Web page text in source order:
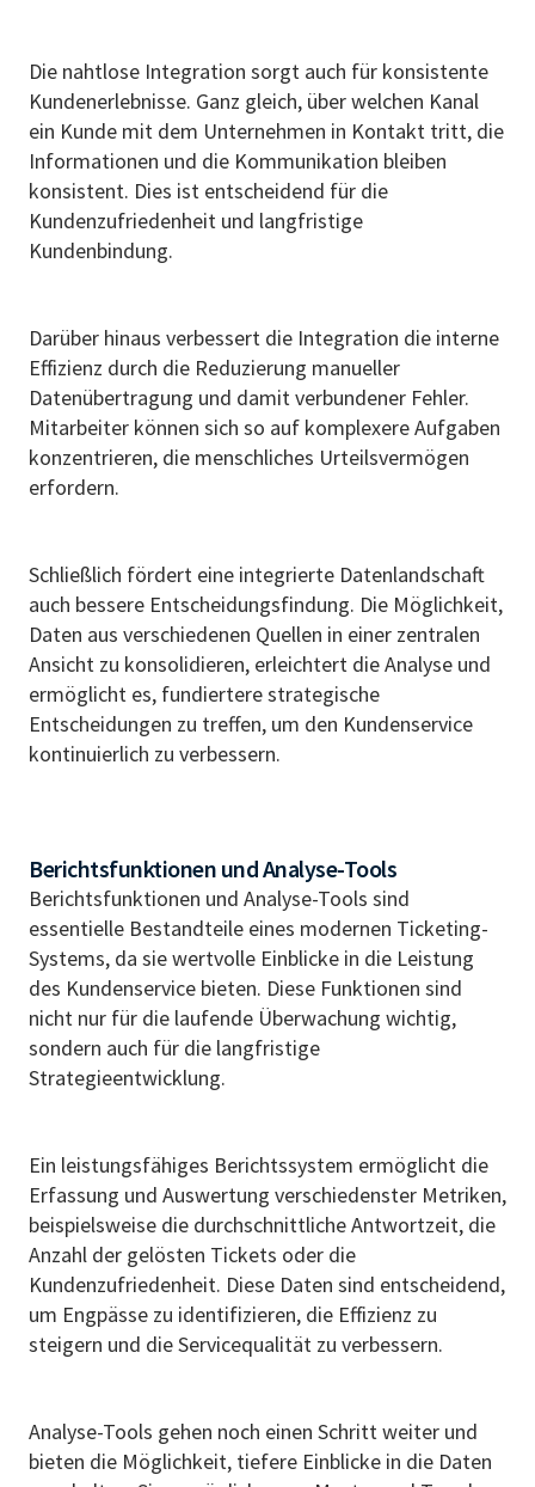
Die nahtlose Integration sorgt auch für konsistente
Kundenerlebnisse. Ganz gleich, über welchen Kanal
ein Kunde mit dem Unternehmen in Kontakt tritt, die
Informationen und die Kommunikation bleiben
konsistent. Dies ist entscheidend für die
Kundenzufriedenheit und langfristige
Kundenbindung.
Darüber hinaus verbessert die Integration die interne
Effizienz durch die Reduzierung manueller
Datenübertragung und damit verbundener Fehler.
Mitarbeiter können sich so auf komplexere Aufgaben
konzentrieren, die menschliches Urteilsvermögen
erfordern.
Schließlich fördert eine integrierte Datenlandschaft
auch bessere Entscheidungsfindung. Die Möglichkeit,
Daten aus verschiedenen Quellen in einer zentralen
Ansicht zu konsolidieren, erleichtert die Analyse und
ermöglicht es, fundiertere strategische
Entscheidungen zu treffen, um den Kundenservice
kontinuierlich zu verbessern.
Berichtsfunktionen und Analyse-Tools
Berichtsfunktionen und Analyse-Tools sind
essentielle Bestandteile eines modernen Ticketing-
Systems, da sie wertvolle Einblicke in die Leistung
des Kundenservice bieten. Diese Funktionen sind
nicht nur für die laufende Überwachung wichtig,
sondern auch für die langfristige
Strategieentwicklung.
Ein leistungsfähiges Berichtssystem ermöglicht die
Erfassung und Auswertung verschiedenster Metriken,
beispielsweise die durchschnittliche Antwortzeit, die
Anzahl der gelösten Tickets oder die
Kundenzufriedenheit. Diese Daten sind entscheidend,
um Engpässe zu identifizieren, die Effizienz zu
steigern und die Servicequalität zu verbessern.
Analyse-Tools gehen noch einen Schritt weiter und
bieten die Möglichkeit, tiefere Einblicke in die Daten